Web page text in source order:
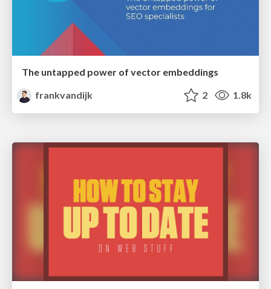
The untapped power of vector embeddings
frankvandijk
2 1.8k